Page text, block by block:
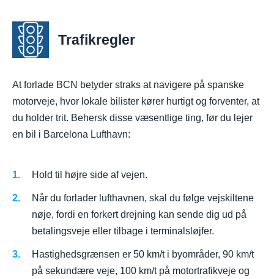
Trafikregler
At forlade BCN betyder straks at navigere på spanske
motorveje, hvor lokale bilister kører hurtigt og forventer, at
du holder trit. Behersk disse væsentlige ting, før du lejer
en bil i Barcelona Lufthavn:
Hold til højre side af vejen.
Når du forlader lufthavnen, skal du følge vejskiltene
nøje, fordi en forkert drejning kan sende dig ud på
betalingsveje eller tilbage i terminalsløjfer.
Hastighedsgrænsen er 50 km/t i byområder, 90 km/t
på sekundære veje, 100 km/t på motortrafikveje og